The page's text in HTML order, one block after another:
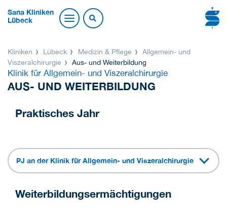
Sana Kliniken
Lübeck
Kliniken Lübeck Medizin & Pflege
Allgemein- und
Viszeralchirurgie
Aus- und Weiterbildung
Klinik für Allgemein- und Viszeralchirurgie
AUS- UND WEITERBILDUNG
Praktisches Jahr
PJ an der Klinik für Allgemein- und Viszeralchirurgie
Weiterbildungsermächtigungen